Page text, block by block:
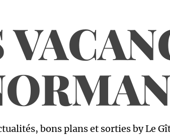
bons plans et sorties by Le